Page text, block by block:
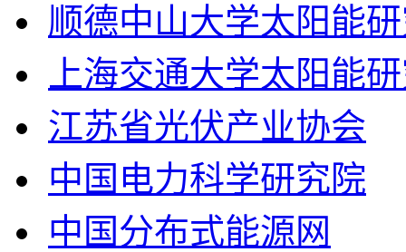
顺德中山大学太阳能
上海交通大学太阳能
江苏省光伏产业协会
中国电力科学研究院
中国分布式能源网